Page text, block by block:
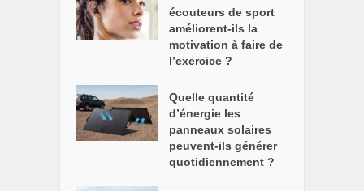
écouteurs de sport
améliorent-ils la
motivation à faire de
l’exercice ?
Quelle quantité
d’énergie les
panneaux solaires
peuvent-ils générer
quotidiennement ?